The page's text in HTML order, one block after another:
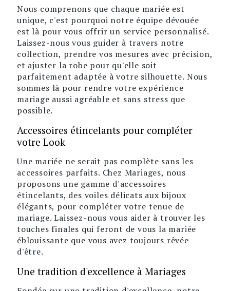
Nous comprenons que chaque mariée est
unique, c'est pourquoi notre équipe dévouée
est là pour vous offrir un service personnalisé.
Laissez-nous vous guider à travers notre
collection, prendre vos mesures avec précision,
et ajuster la robe pour qu'elle soit
parfaitement adaptée à votre silhouette. Nous
sommes là pour rendre votre expérience
mariage aussi agréable et sans stress que
possible.
Accessoires étincelants pour compléter
votre Look
Une mariée ne serait pas complète sans les
accessoires parfaits. Chez Mariages, nous
proposons une gamme d'accessoires
étincelants, des voiles délicats aux bijoux
élégants, pour compléter votre tenue de
mariage. Laissez-nous vous aider à trouver les
touches finales qui feront de vous la mariée
éblouissante que vous avez toujours rêvée
d'être.
Une tradition d'excellence à Mariages